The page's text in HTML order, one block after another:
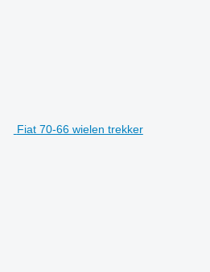
Fiat 70-66 wielen trekker